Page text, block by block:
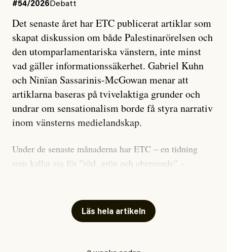
#54/2026 Debatt
Det senaste året har ETC publicerat artiklar som
skapat diskussion om både Palestinarörelsen och
den utomparlamentariska vänstern, inte minst
vad gäller informationssäkerhet. Gabriel Kuhn
och Ninïan Sassarinis-McGowan menar att
artiklarna baseras på tvivelaktiga grunder och
undrar om sensationalism borde få styra narrativ
inom vänsterns medielandskap.
Under de senaste månaderna har ETC – en tidning
som kallar sig för ”röd, grön och oberoende” –
skriver för? Vad betyder det att vara en ”röd, grön och
oberoende” tidning? Och vad är egentligen bra
Läs hela artikeln